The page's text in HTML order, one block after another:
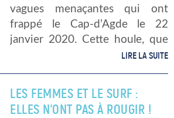
vagues menaçantes qui ont
frappé le Cap-d’Agde le 22
janvier 2020. Cette houle, que
l’on préfère admirer de loin a
pour le Midi […]
LIRE LA SUITE
LES FEMMES ET LE SURF :
ELLES N’ONT PAS À ROUGIR !